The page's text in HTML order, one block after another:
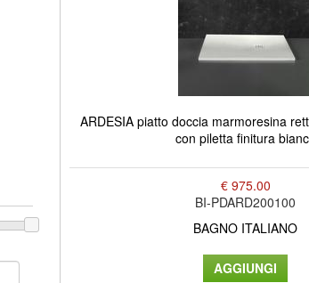
ARDESIA piatto doccia marmoresina
con piletta finitura
€ 975.00
BI-PDARD200100
BAGNO ITALIANO